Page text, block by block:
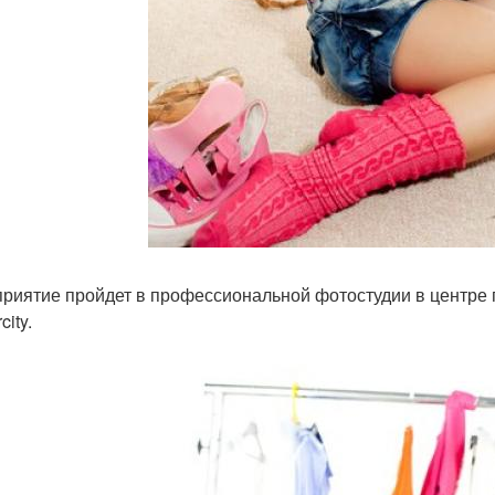
пройдет в профессиональной фотостудии в